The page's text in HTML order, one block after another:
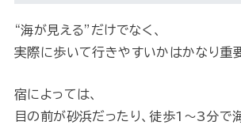
“海が見える”だけでなく、
実際に歩いて行きやすいかはかなり重要
宿によっては、
目の前が砂浜だったり、徒歩1〜3分で